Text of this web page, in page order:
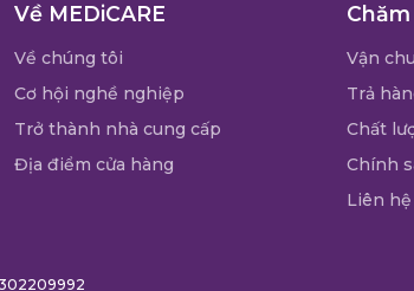
Về MEDiCARE
Về chúng tôi
Cơ hội nghề nghiệp
Trở thành nhà cung cấp
Địa điểm cửa hàng
Vận
Trả
Chất
Chính
Liên hệ